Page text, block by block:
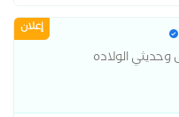
إعلان
الولاده